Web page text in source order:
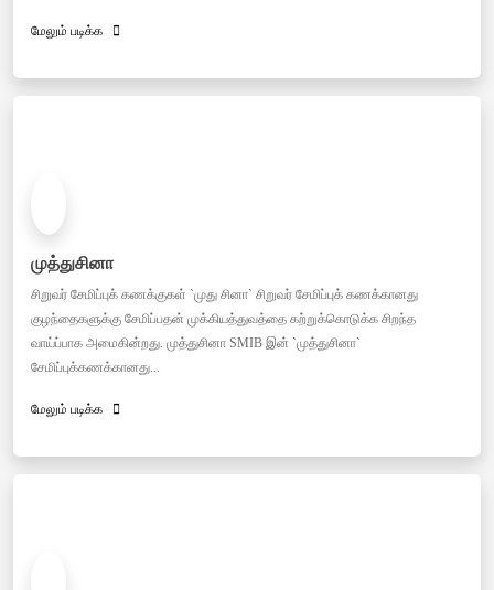
மேலும் படிக்க
முத்துசினா
சிறுவர் சேமிப்புக் கணக்குகள் `முது சினா` சிறுவர் சேமிப்புக் கணக்கானது
குழந்தைகளுக்கு சேமிப்பதன் முக்கியத்துவத்தை கற்றுக்கொடுக்க சிறந்த
வாய்ப்பாக அமைகின்றது. முத்துசினா SMIB இன் `முத்துசினா`
சேமிப்புக்கணக்கானது...
மேலும் படிக்க